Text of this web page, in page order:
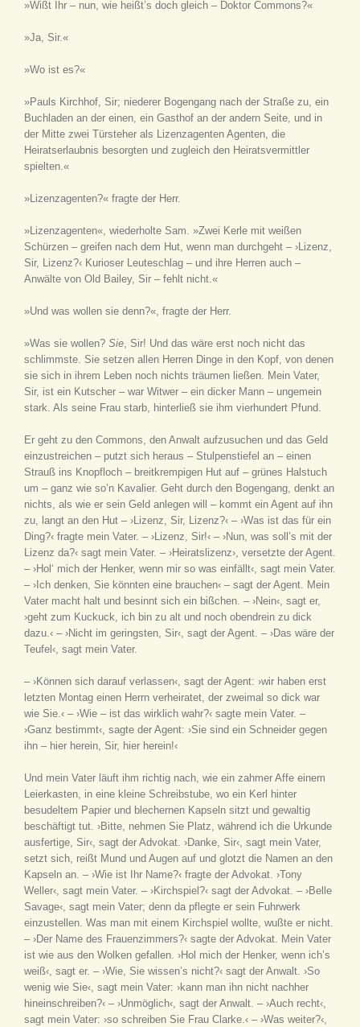
»Wißt Ihr – nun, wie heißt’s doch gleich – Doktor Commons?«
»Ja, Sir.«
»Wo ist es?«
»Pauls Kirchhof, Sir; niederer Bogengang nach der Straße zu, ein
Buchladen an der einen, ein Gasthof an der andern Seite, und in
der Mitte zwei Türsteher als Lizenzagenten Agenten, die
Heiratserlaubnis besorgten und zugleich den Heiratsvermittler
spielten. «
»Lizenzagenten?« fragte der Herr.
»Lizenzagenten«, wiederholte Sam. »Zwei Kerle mit weißen
Schürzen – greifen nach dem Hut, wenn man durchgeht – ›Lizenz,
Sir, Lizenz?‹ Kurioser Leuteschlag – und ihre Herren auch –
Anwälte von Old Bailey, Sir – fehlt nicht.«
»Und was wollen sie denn?«, fragte der Herr.
»Was sie wollen? Sie , Sir! Und das wäre erst noch nicht das
schlimmste. Sie setzen allen Herren Dinge in den Kopf, von denen
sie sich in ihrem Leben noch nichts träumen ließen. Mein Vater,
Sir, ist ein Kutscher – war Witwer – ein dicker Mann – ungemein
stark. Als seine Frau starb, hinterließ sie ihm vierhundert Pfund.
Er geht zu den Commons, den Anwalt aufzusuchen und das Geld
einzustreichen – putzt sich heraus – Stulpenstiefel an – einen
Strauß ins Knopfloch – breitkrempigen Hut auf – grünes Halstuch
um – ganz wie so’n Kavalier. Geht durch den Bogengang, denkt an
nichts, als wie er sein Geld anlegen will – kommt ein Agent auf ihn
zu, langt an den Hut – ›Lizenz, Sir, Lizenz?‹ – ›Was ist das für ein
Ding?‹ fragte mein Vater. – ›Lizenz, Sir!‹ – ›Nun, was soll’s mit der
Lizenz da?‹ sagt mein Vater. – ›Heiratslizenz›, versetzte der Agent.
– ›Hol‘ mich der Henker, wenn mir so was einfällt‹, sagt mein Vater.
– ›Ich denken, Sie könnten eine brauchen‹ – sagt der Agent. Mein
Vater macht halt und besinnt sich ein bißchen. – ›Nein‹, sagt er,
›geht zum Kuckuck, ich bin zu alt und noch obendrein zu dick
dazu.‹ – ›Nicht im geringsten, Sir‹, sagt der Agent. – ›Das wäre der
Teufel‹, sagt mein Vater.
– ›Können sich darauf verlassen‹, sagt der Agent: ›wir haben erst
letzten Montag einen Herrn verheiratet, der zweimal so dick war
wie Sie.‹ – ›Wie – ist das wirklich wahr?‹ sagte mein Vater. –
›Ganz bestimmt‹, sagte der Agent: ›Sie sind ein Schneider gegen
ihn – hier herein, Sir, hier herein!‹
Und mein Vater läuft ihm richtig nach, wie ein zahmer Affe einem
Leierkasten, in eine kleine Schreibstube, wo ein Kerl hinter
besudeltem Papier und blechernen Kapseln sitzt und gewaltig
beschäftigt tut. ›Bitte, nehmen Sie Platz, während ich die Urkunde
ausfertige, Sir‹, sagt der Advokat. ›Danke, Sir‹, sagt mein Vater,
setzt sich, reißt Mund und Augen auf und glotzt die Namen an den
Kapseln an. – ›Wie ist Ihr Name?‹ fragte der Advokat. ›Tony
Weller‹, sagt mein Vater. – ›Kirchspiel?‹ sagt der Advokat. – ›Belle
Savage‹, sagt mein Vater; denn da pflegte er sein Fuhrwerk
einzustellen. Was man mit einem Kirchspiel wollte, wußte er nicht.
– ›Der Name des Frauenzimmers?‹ sagte der Advokat. Mein Vater
ist wie aus den Wolken gefallen. ›Hol mich der Henker, wenn ich’s
weiß‹, sagt er. – ›Wie, Sie wissen’s nicht?‹ sagt der Anwalt. ›So
wenig wie Sie‹, sagt mein Vater: ›kann man ihn nicht nachher
hineinschreiben?‹ – ›Unmöglich‹, sagt der Anwalt. – ›Auch recht‹,
sagt mein Vater: ›so schreiben Sie Frau Clarke.‹ – ›Was weiter?‹,